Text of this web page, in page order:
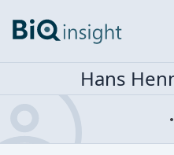
Hans